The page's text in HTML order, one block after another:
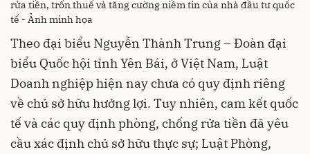
rửa tiền, trốn thuế và tăng cường niềm tin của nhà đầu tư quốc
tế - Ảnh minh họa
Theo đại biểu Nguyễn Thành Trung – Đoàn đại
biểu Quốc hội tỉnh Yên Bái, ở Việt Nam, Luật
Doanh nghiệp hiện nay chưa có quy định riêng
về chủ sở hữu hưởng lợi. Tuy nhiên, cam kết quốc
tế và các quy định phòng, chống rửa tiền đã yêu
cầu xác định chủ sở hữu thực sự; Luật Phòng,